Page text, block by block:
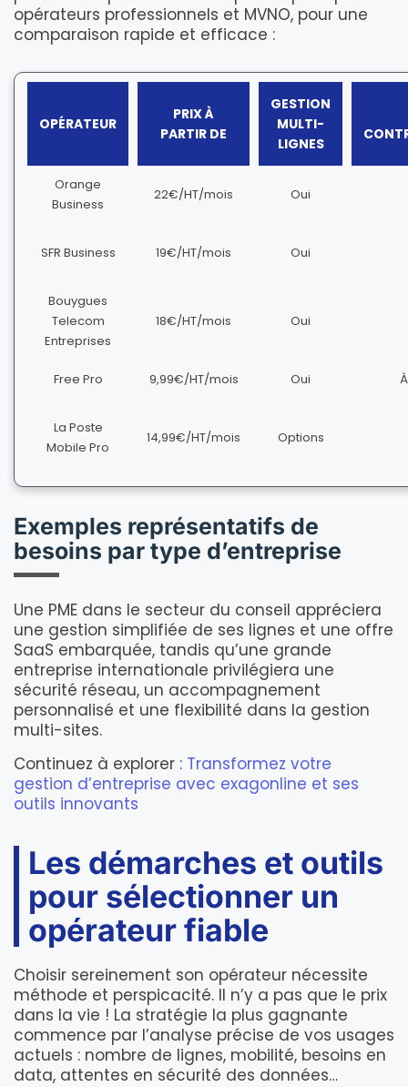
opérateurs professionnels et MVNO, pour une
comparaison rapide et efficace :
OPÉRATEUR
PRIX À
PARTIR DE
GESTION
MULTI-
LIGNES
Orange
Business
22€/HT/mois Oui
SFR Business 19€/HT/mois Oui
Bouygues
Telecom
Entreprises
18€/HT/mois Oui
Free Pro 9,99€/HT/mois Oui
La Poste
Mobile Pro
14,99€/HT/mois Options
Exemples représentatifs de
besoins par type d’entreprise
Une PME dans le secteur du conseil appréciera
une gestion simplifiée de ses lignes et une offre
SaaS embarquée, tandis qu’une grande
entreprise internationale privilégiera une
sécurité réseau, un accompagnement
personnalisé et une flexibilité dans la gestion
multi-sites.
Continuez à explorer : Transformez votre
gestion d’entreprise avec exagonline et ses
outils innovants
Les démarches et outils
pour sélectionner un
opérateur fiable
Choisir sereinement son opérateur nécessite
méthode et perspicacité. Il n’y a pas que le prix
dans la vie ! La stratégie la plus gagnante
commence par l’analyse précise de vos usages
actuels : nombre de lignes, mobilité, besoins en
data, attentes en sécurité des données…